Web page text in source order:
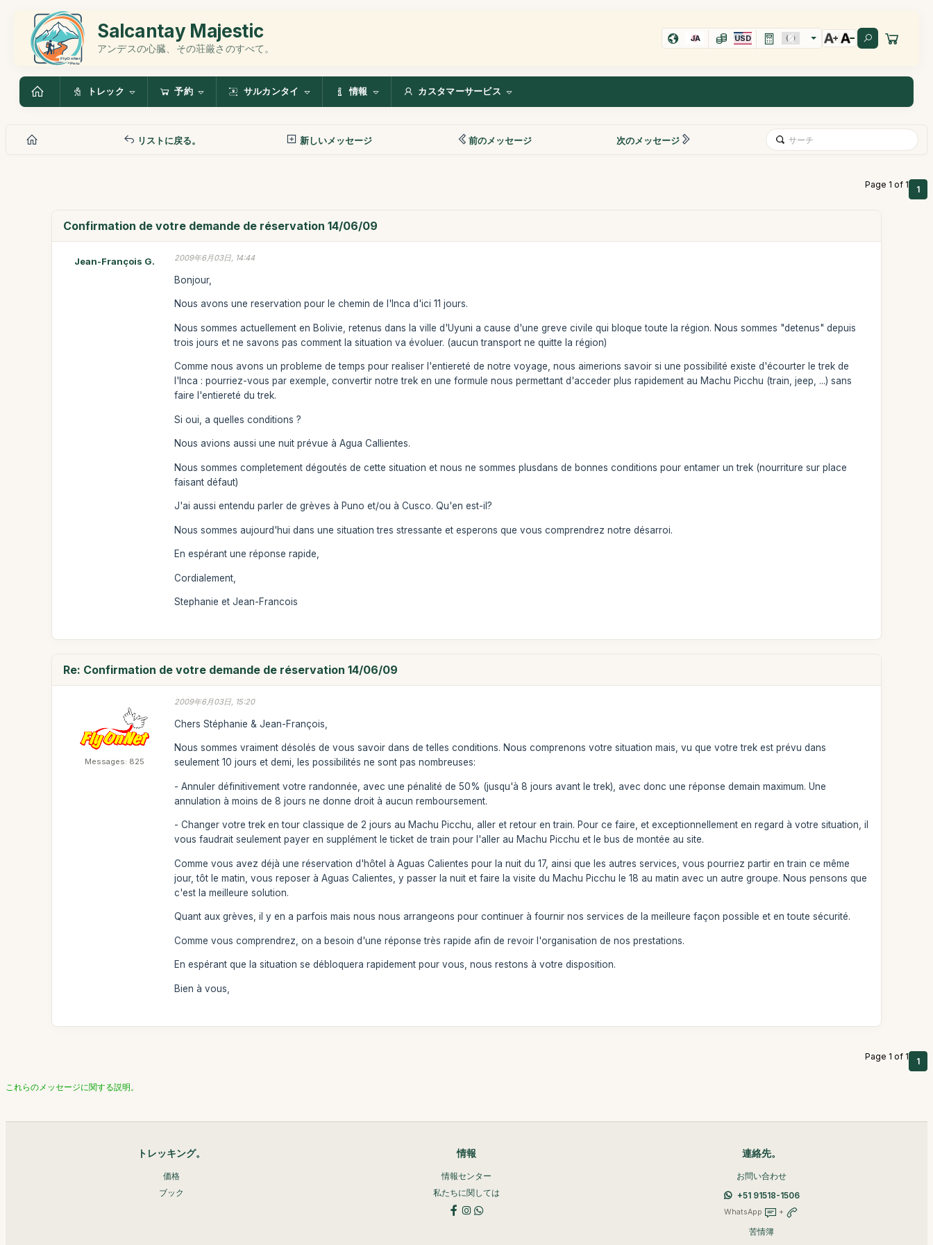
Salcantay Majestic
アンデスの心臓、その荘厳さのすべて。
JA USD
トレック 予約 サルカンタイ 情報 カスタマーサービス
リストに戻る。 新しいメッセージ 前のメッセージ 次のメッセージ
Page 1 of 1 1
Confirmation de votre demande de réservation 14/06/09
Jean-François G. 2009年6月03日, 14:44
Bonjour,
Nous avons une reservation pour le chemin de l'Inca d'ici 11 jours.
Nous sommes actuellement en Bolivie, retenus dans la ville d'Uyuni a cause d'une greve civile qui bloque toute la région. Nous sommes "detenus" depuis
trois jours et ne savons pas comment la situation va évoluer. (aucun transport ne quitte la région)
Comme nous avons un probleme de temps pour realiser l'entiereté de notre voyage, nous aimerions savoir si une possibilité existe d'écourter le trek de
l'Inca : pourriez-vous par exemple, convertir notre trek en une formule nous permettant d'acceder plus rapidement au Machu Picchu (train, jeep, ...) sans
faire l'entiereté du trek.
Si oui, a quelles conditions ?
Nous avions aussi une nuit prévue à Agua Callientes.
Nous sommes completement dégoutés de cette situation et nous ne sommes plusdans de bonnes conditions pour entamer un trek (nourriture sur place
faisant défaut)
J'ai aussi entendu parler de grèves à Puno et/ou à Cusco. Qu'en est-il?
Nous sommes aujourd'hui dans une situation tres stressante et esperons que vous comprendrez notre désarroi.
En espérant une réponse rapide,
Cordialement,
Stephanie et Jean-Francois
Re: Confirmation de votre demande de réservation 14/06/09
Messages: 825
2009年6月03日, 15:20
Chers Stéphanie & Jean-François,
Nous sommes vraiment désolés de vous savoir dans de telles conditions. Nous comprenons votre situation mais, vu que votre trek est prévu dans
seulement 10 jours et demi, les possibilités ne sont pas nombreuses:
- Annuler définitivement votre randonnée, avec une pénalité de 50% (jusqu'à 8 jours avant le trek), avec donc une réponse demain maximum. Une
annulation à moins de 8 jours ne donne droit à aucun remboursement.
- Changer votre trek en tour classique de 2 jours au Machu Picchu, aller et retour en train. Pour ce faire, et exceptionnellement en regard à votre situation, il
vous faudrait seulement payer en supplément le ticket de train pour l'aller au Machu Picchu et le bus de montée au site.
Comme vous avez déjà une réservation d'hôtel à Aguas Calientes pour la nuit du 17, ainsi que les autres services, vous pourriez partir en train ce même
jour, tôt le matin, vous reposer à Aguas Calientes, y passer la nuit et faire la visite du Machu Picchu le 18 au matin avec un autre groupe. Nous pensons que
c'est la meilleure solution.
Quant aux grèves, il y en a parfois mais nous nous arrangeons pour continuer à fournir nos services de la meilleure façon possible et en toute sécurité.
Comme vous comprendrez, on a besoin d'une réponse très rapide afin de revoir l'organisation de nos prestations.
En espérant que la situation se débloquera rapidement pour vous, nous restons à votre disposition.
Bien à vous,
Page 1 of 1 1
これらのメッセージに関する説明。
トレッキング。
価格
ブック
情報
情報センター
私たちに関しては
連絡先。
お問い合わせ
+51 91518-1506
WhatsApp +
苦情簿